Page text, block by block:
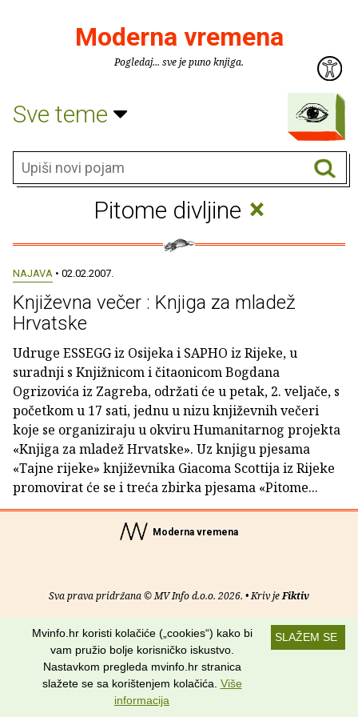
Moderna vremena
Pogledaj... sve je puno knjiga.
Sve teme
Pitome divljine ×
NAJAVA • 02.02.2007.
Književna večer : Knjiga za mladež
Hrvatske
Udruge ESSEGG iz Osijeka i SAPHO iz Rijeke, u
suradnji s Knjižnicom i čitaonicom Bogdana
Ogrizovića iz Zagreba, održati će u petak, 2. veljače, s
početkom u 17 sati, jednu u nizu književnih večeri
koje se organiziraju u okviru Humanitarnog projekta
«Knjiga za mladež Hrvatske». Uz knjigu pjesama
«Tajne rijeke» književnika Giacoma Scottija iz Rijeke
promovirat će se i treća zbirka pjesama «Pitome...
Moderna vremena
Sva prava pridržana © MV Info d.o.o. 2026. • Kriv jeFiktiv
O nama • Pomoć• Uvjeti korištenja• RSS kanali
Potraži nas na:
SLAŽEM SE
Mvinfo.hr koristi kolačiće („cookies“) kako bi
vam pružio bolje korisničko iskustvo.
Nastavkom pregleda mvinfo.hr stranica
slažete se sa korištenjem kolačića. Više
informacija